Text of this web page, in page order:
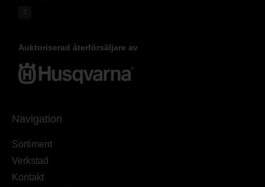
Auktoriserad återförsäljare av
Navigation
Sortiment
Verkstad
Kontakt